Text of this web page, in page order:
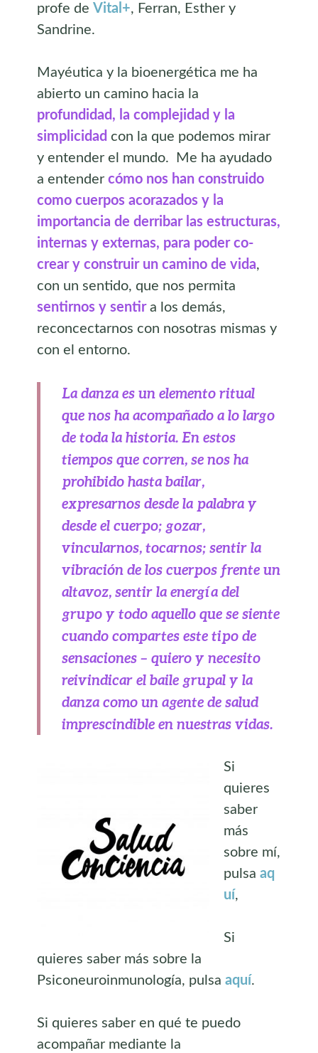
profe de Vital+, Ferran, Esther y
Sandrine.
Mayéutica y la bioenergética me ha
abierto un camino hacia la
profundidad, la complejidad y la
simplicidadcon la que podemos mirar
y entender el mundo. Me ha ayudado
a entendercómo nos han construido
como cuerpos acorazados y la
importancia de derribar las estructuras,
internas y externas, para poder co-
crear y construir un camino de vida,
con un sentido, que nos permita
sentirnos y sentira los demás,
reconcectarnos con nosotras mismas y
con el entorno.
La danza es un elemento ritual
que nos ha acompañado a lo largo
de toda la historia. En estos
tiempos que corren, se nos ha
prohibido hasta bailar,
expresarnos desde la palabra y
desde el cuerpo; gozar,
vincularnos, tocarnos; sentir la
vibración de los cuerpos frente un
altavoz, sentir la energía del
grupo y todo aquello que se siente
cuando compartes este tipo de
sensaciones – quiero y necesito
reivindicar el baile grupal y la
danza como un agente de salud
imprescindible en nuestras vidas.
Si
quieres
saber
más
sobre mí,
pulsaaq
uí,
Si
quieres saber más sobre la
Psiconeuroinmunología, pulsaaquí.
Si quieres saber en qué te puedo
acompañar mediante la